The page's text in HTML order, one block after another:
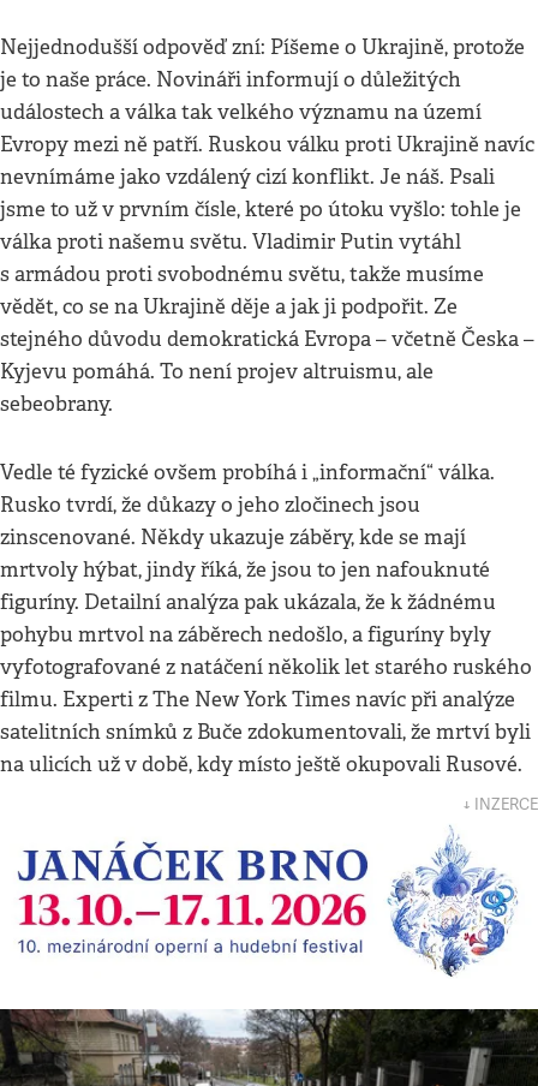
Nejjednodušší odpověď zní: Píšeme o Ukrajině, protože
je to naše práce. Novináři informují o důležitých
událostech a válka tak velkého významu na území
Evropy mezi ně patří. Ruskou válku proti Ukrajině navíc
nevnímáme jako vzdálený cizí konflikt. Je náš. Psali
jsme to už v prvním čísle, které po útoku vyšlo: tohle je
válka proti našemu světu. Vladimir Putin vytáhl
s armádou proti svobodnému světu, takže musíme
vědět, co se na Ukrajině děje a jak ji podpořit. Ze
stejného důvodu demokratická Evropa – včetně Česka –
Kyjevu pomáhá. To není projev altruismu, ale
sebeobrany.
Vedle té fyzické ovšem probíhá i „informační“ válka.
Rusko tvrdí, že důkazy o jeho zločinech jsou
zinscenované. Někdy ukazuje záběry, kde se mají
mrtvoly hýbat, jindy říká, že jsou to jen nafouknuté
figuríny. Detailní analýza pak ukázala, že k žádnému
pohybu mrtvol na záběrech nedošlo, a figuríny byly
vyfotografované z natáčení několik let starého ruského
filmu. Experti z The New York Times navíc při analýze
satelitních snímků z Buče zdokumentovali, že mrtví byli
na ulicích už v době, kdy místo ještě okupovali Rusové.
↓ INZERCE